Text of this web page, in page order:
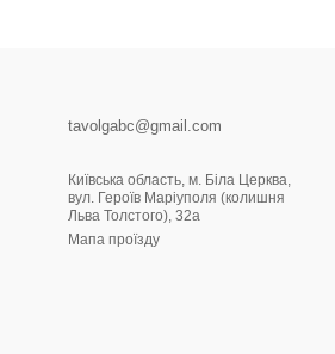
tavolgabc@gmail.com
Київська область, м. Біла Церква,
вул. Героїв Маріуполя (колишня
Льва Толстого), 32a
Мапа проїзду